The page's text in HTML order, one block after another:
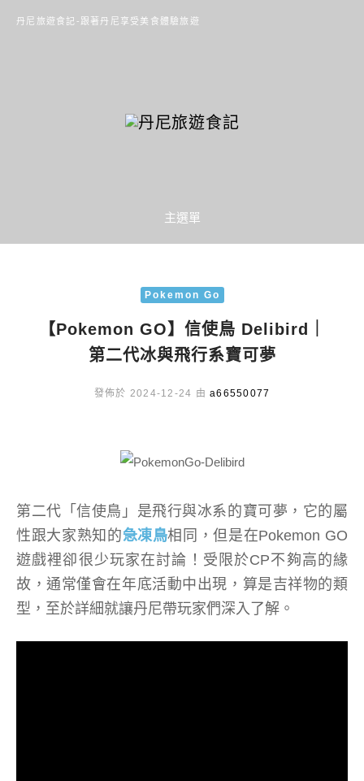
丹尼旅遊食記-跟著丹尼享受美食體驗旅遊
主選單
Pokemon Go
【Pokemon GO】信使鳥 Delibird｜
第二代冰與飛行系寶可夢
發佈於 2024-12-24 由 a66550077
第二代「信使鳥」是飛行與冰系的寶可夢，它的屬
性跟大家熟知的急凍鳥相同，但是在Pokemon GO
遊戲裡卻很少玩家在討論！受限於CP不夠高的緣
故，通常僅會在年底活動中出現，算是吉祥物的類
型，至於詳細就讓丹尼帶玩家們深入了解。